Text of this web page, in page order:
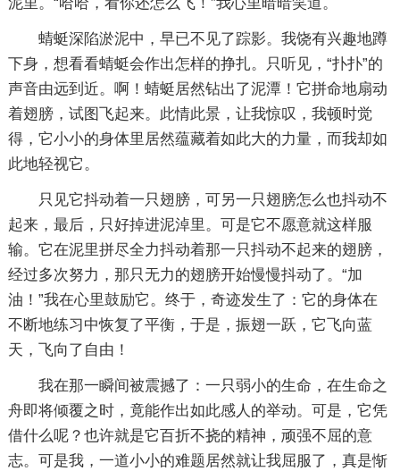
蜻蜓深陷淤泥中，早已不见了踪影。我饶有兴趣地蹲
下身，想看看蜻蜓会作出怎样的挣扎。只听见，“扑扑”的
声音由远到近。啊！蜻蜓居然钻出了泥潭！它拼命地扇动
着翅膀，试图飞起来。此情此景，让我惊叹，我顿时觉
得，它小小的身体里居然蕴藏着如此大的力量，而我却如
此地轻视它。
只见它抖动着一只翅膀，可另一只翅膀怎么也抖动不
起来，最后，只好掉进泥淖里。可是它不愿意就这样服
输。它在泥里拼尽全力抖动着那一只抖动不起来的翅膀，
经过多次努力，那只无力的翅膀开始慢慢抖动了。“加
油！”我在心里鼓励它。终于，奇迹发生了：它的身体在
不断地练习中恢复了平衡，于是，振翅一跃，它飞向蓝
天，飞向了自由！
我在那一瞬间被震撼了：一只弱小的生命，在生命之
舟即将倾覆之时，竟能作出如此感人的举动。可是，它凭
借什么呢？也许就是它百折不挠的精神，顽强不屈的意
志。可是我，一道小小的难题居然就让我屈服了，真是惭